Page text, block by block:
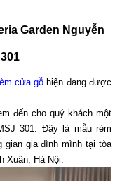
Garden Nguyễn
cửa gỗ hiện đang được
đến cho quý khách một
301. Đây là mẫu rèm
gian gia đình mình tại tòa
Xuân, Hà Nội.